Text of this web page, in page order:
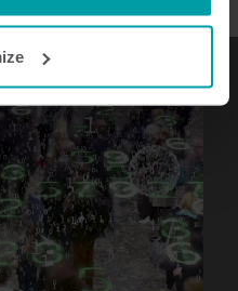
other than us, such as
withdraw your consent
.